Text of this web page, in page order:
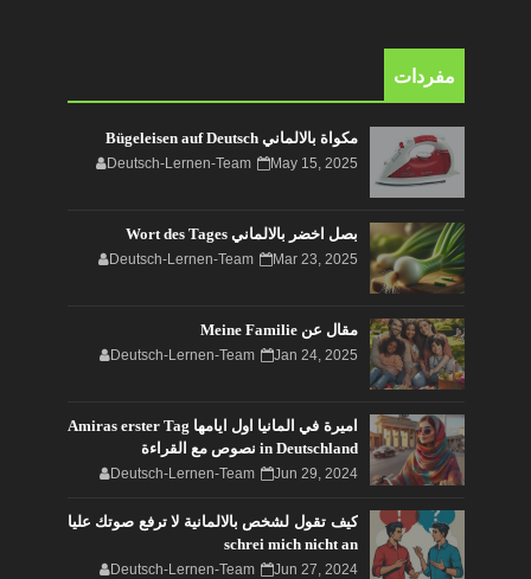
مفردات
مكواة بالالماني Bügeleisen auf Deutsch
Deutsch-Lernen-Team May 15, 2025
بصل اخضر بالالماني Wort des Tages
Deutsch-Lernen-Team Mar 23, 2025
مقال عن Meine Familie
Deutsch-Lernen-Team Jan 24, 2025
اميرة في المانيا اول ايامها Amiras erster Tag
in Deutschland نصوص مع القراءة
Deutsch-Lernen-Team Jun 29, 2024
كيف تقول لشخص بالالمانية لا ترفع صوتك عليا
schrei mich nicht an
Deutsch-Lernen-Team Jun 27, 2024